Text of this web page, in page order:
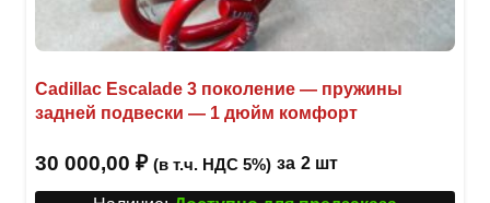
Cadillac Escalade 3 поколение — пружины
задней подвески — 1 дюйм комфорт
30 000,00 ₽ (в т.ч. НДС 5%) за 2 шт